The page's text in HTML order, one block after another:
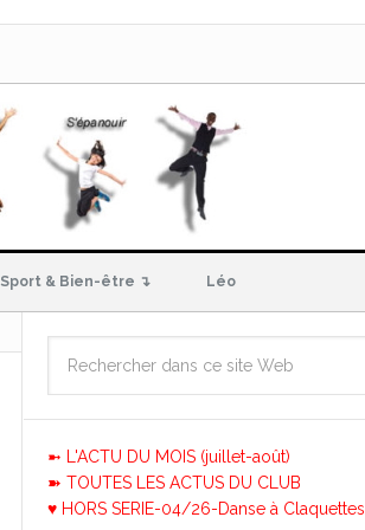
Sport & Bien-être ↴ Léo
➼ L'ACTU DU MOIS (juillet-août)
➽ TOUTES LES ACTUS DU CLUB
♥ HORS SERIE-04/26-Danse à Claquettes